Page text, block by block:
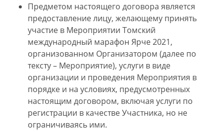
Предметом настоящего договора является
предоставление лицу, желающему принять
участие в Мероприятии Томский
международный марафон Ярче 2021,
организованном Организатором (далее по
тексту – Мероприятие), услуги в виде
организации и проведения Мероприятия в
порядке и на условиях, предусмотренных
настоящим договором, включая услуги по
регистрации в качестве Участника, но не
ограничиваясь ими.